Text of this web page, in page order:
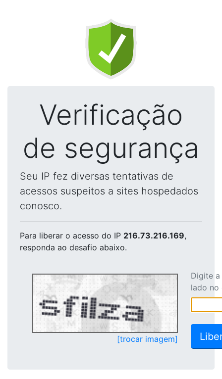
Verificação
de segurança
Seu IP fez diversas tentativas de
acessos suspeitos a sites hospedados
conosco.
Para liberar o acesso do IP 216.73.216.169,
responda ao desafio abaixo.
[trocar imagem]
Digite
lado no